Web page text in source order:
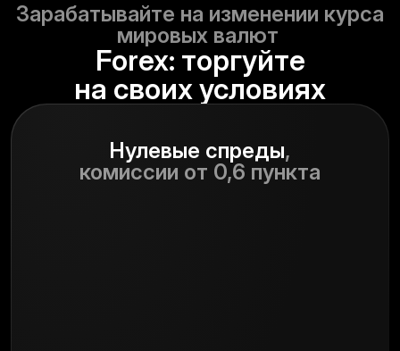
Зарабатывайте на изменении курса
мировых валют
Forex: торгуйте
на своих условиях
Нулевые спреды,
комиссии от 0,6 пункта